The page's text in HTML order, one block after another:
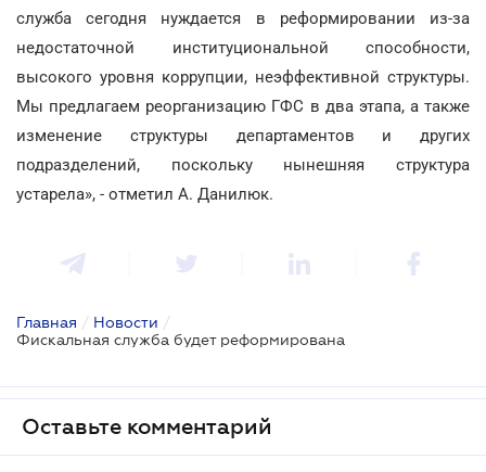
служба сегодня нуждается в реформировании из-за
недостаточной институциональной способности,
высокого уровня коррупции, неэффективной структуры.
Мы предлагаем реорганизацию ГФС в два этапа, а также
изменение структуры департаментов и других
подразделений, поскольку нынешняя структура
устарела», - отметил А. Данилюк.
Главная / Новости /
Фискальная служба будет реформирована
Оставьте комментарий